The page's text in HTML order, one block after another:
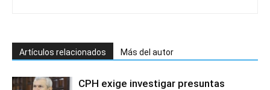
Artículos relacionados Más del autor
CPH exige investigar presuntas